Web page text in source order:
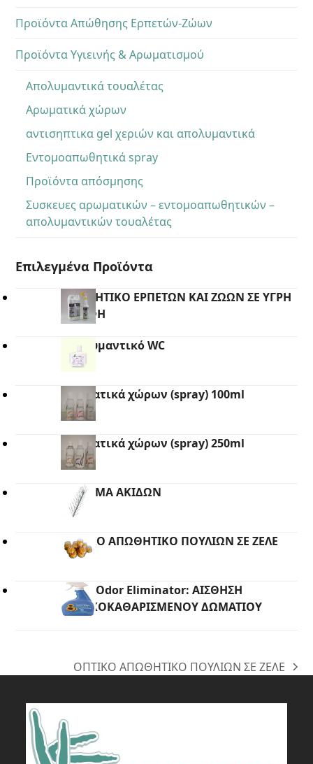
Προϊόντα Απώθησης Ερπετών-Ζώων
Προϊόντα Υγιεινής & Αρωματισμού
Απολυμαντικά τουαλέτας
Αρωματικά χώρων
αντισηπτικα gel χεριών και απολυμαντικά
Εντομοαπωθητικά spray
Προϊόντα απόσμησης
Συσκευες αρωματικών – εντομοαπωθητικών –
απολυμαντικών τουαλέτας
Επιλεγμένα Προϊόντα
ΑΠΩΘΗΤΙΚΟ ΕΡΠΕΤΩΝ ΚΑΙ ΖΩΩΝ ΣΕ ΥΓΡΗ
ΜΟΡΦΗ
Απολυμαντικό WC
Αρωματικά χώρων (spray) 100ml
Αρωματικά χώρων (spray) 250ml
ΣΥΣΤΗΜΑ ΑΚΙΔΩΝ
ΟΠΤΙΚΟ ΑΠΩΘΗΤΙΚΟ ΠΟΥΛΙΩΝ ΣΕ ΖΕΛΕ
Super Odor Eliminator: ΑΙΣΘΗΣΗ
ΦΡΕΣΚΟΚΑΘΑΡΙΣΜΕΝΟΥ ΔΩΜΑΤΙΟΥ
next
ΟΠΤΙΚΟ ΑΠΩΘΗΤΙΚΟ ΠΟΥΛΙΩΝ ΣΕ ΖΕΛΕ